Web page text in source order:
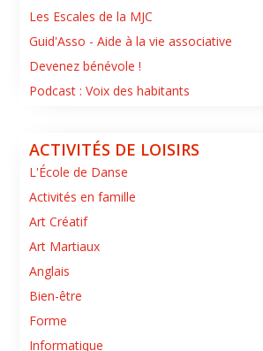
Les Escales de la MJC
Guid'Asso - Aide à la vie associative
Devenez bénévole !
Podcast : Voix des habitants
ACTIVITÉS DE LOISIRS
L'École de Danse
Activités en famille
Art Créatif
Art Martiaux
Anglais
Bien-être
Forme
Informatique